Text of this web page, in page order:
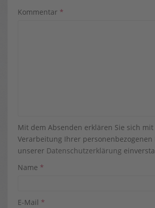
Kommentar *
Mit dem Absenden erklären Sie sich
Verarbeitung Ihrer personenbezogenen
unserer Datenschutzerklärung
Name *
E-Mail *